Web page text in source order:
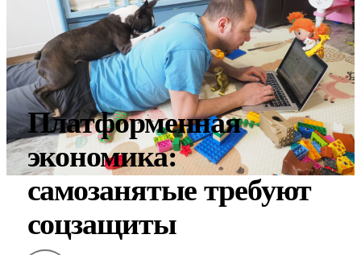
Платформенная
экономика:
самозанятые требуют
соцзащиты